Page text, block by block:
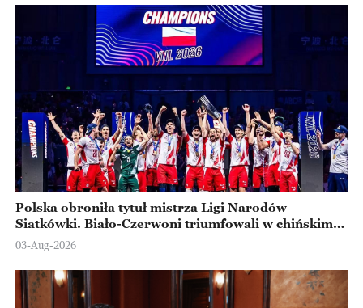
Polska obroniła tytuł mistrza Ligi Narodów
Siatkówki. Biało-Czerwoni triumfowali w chińskim
Ningbo
03-Aug-2026